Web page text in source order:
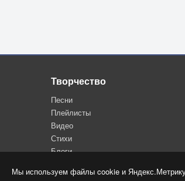
Мы используем файлы cookie и
Творчество
Песни
Плейлисты
Видео
Стихи
Блоги